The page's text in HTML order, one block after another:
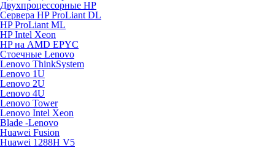
Двухпроцессорные HP
Сервера HP ProLiant DL
HP ProLiant ML
HP Intel Xeon
HP на AMD EPYC
Стоечные Lenovo
Lenovo ThinkSystem
Lenovo 1U
Lenovo 2U
Lenovo 4U
Lenovo Tower
Lenovo Intel Xeon
Blade -Lenovo
Huawei Fusion
Huawei 1288H V5